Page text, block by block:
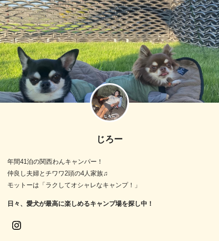
じろー
年間41泊の関西わんキャンパー！
仲良し夫婦とチワワ2頭の4人家族♫
モットーは「ラクしてオシャレなキャンプ！」
日々、愛犬が最高に楽しめるキャンプ場を探し中！